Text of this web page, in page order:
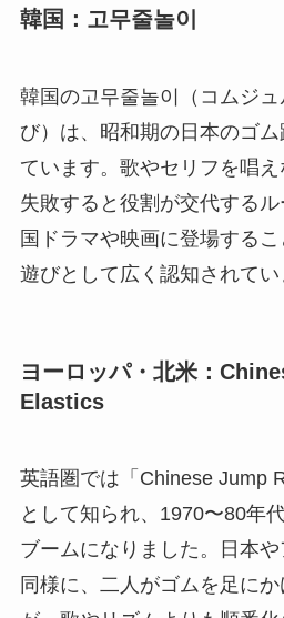
韓国：고무줄놀이
韓国の고무줄놀이（コムジ
び）は、昭和期の日本のゴ
ています。歌やセリフを唱え
失敗すると役割が交代する
国ドラマや映画に登場する
遊びとして広く認知されてい
ヨーロッパ・北米：
Elastics
英語圏では「Chinese Jump
として知られ、1970〜80年
ブームになりました。日本
同様に、二人がゴムを足に